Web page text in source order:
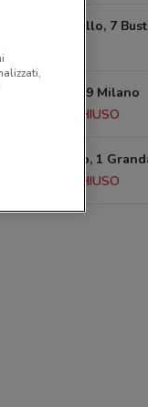
Via Pirandello, 7
Via Grosio, 9 Milano
CHIUSO
Via Monviso, 1
CHIUSO